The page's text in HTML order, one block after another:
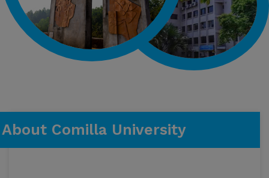
About Comilla University